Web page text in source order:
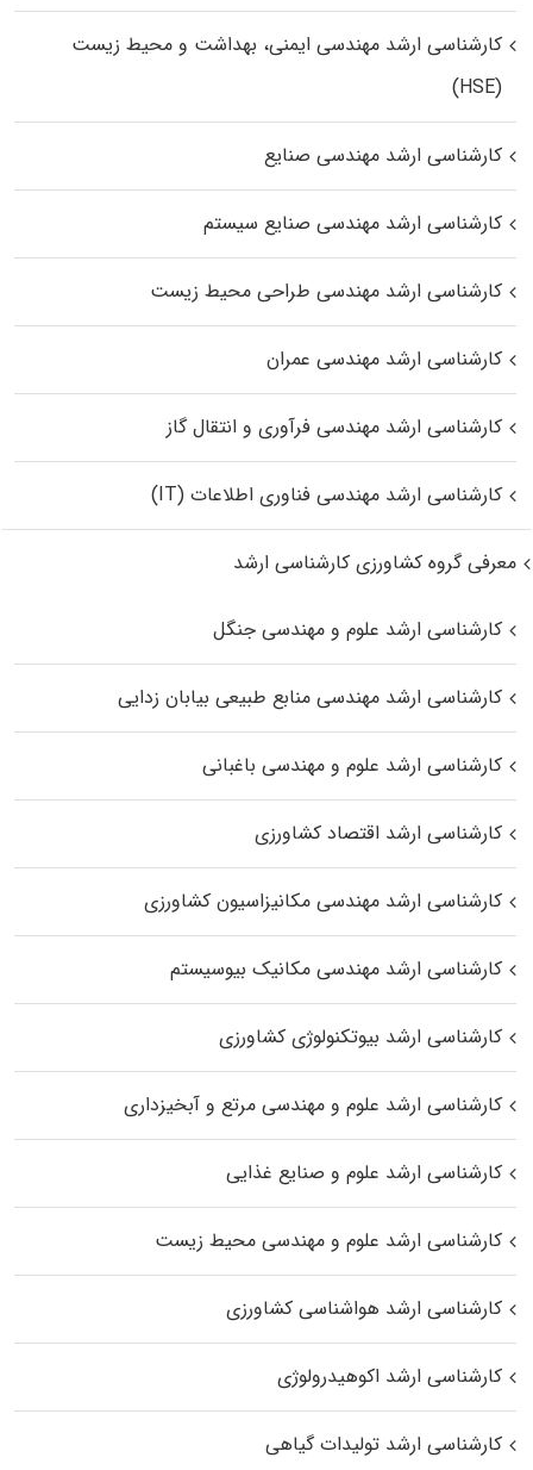
کارشناسی ارشد مهندسی ایمنی، بهداشت و محیط زیست
(HSE)
کارشناسی ارشد مهندسی صنایع
کارشناسی ارشد مهندسی صنایع سیستم
کارشناسی ارشد مهندسی طراحی محیط زیست
کارشناسی ارشد مهندسی عمران
کارشناسی ارشد مهندسی فرآوری و انتقال گاز
کارشناسی ارشد مهندسی فناوری اطلاعات (IT)
معرفی گروه کشاورزی کارشناسی ارشد
کارشناسی ارشد علوم و مهندسی جنگل
کارشناسی ارشد مهندسی منابع طبیعی بیابان زدایی
کارشناسی ارشد علوم و مهندسی باغبانی
کارشناسی ارشد اقتصاد کشاورزی
کارشناسی ارشد مهندسی مکانیزاسیون کشاورزی
کارشناسی ارشد مهندسی مکانیک بیوسیستم
کارشناسی ارشد بیوتکنولوژی کشاورزی
کارشناسی ارشد علوم و مهندسی مرتع و آبخیزداری
کارشناسی ارشد علوم و صنایع غذایی
کارشناسی ارشد علوم و مهندسی محیط زیست
کارشناسی ارشد هواشناسی کشاورزی
کارشناسی ارشد اکوهیدرولوژی
کارشناسی ارشد تولیدات گیاهی